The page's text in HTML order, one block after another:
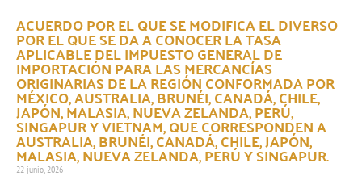
ACUERDO POR EL QUE SE MODIFICA EL DIVERSO
POR EL QUE SE DA A CONOCER LA TASA
APLICABLE DEL IMPUESTO GENERAL DE
IMPORTACIÓN PARA LAS MERCANCÍAS
ORIGINARIAS DE LA REGIÓN CONFORMADA POR
MÉXICO, AUSTRALIA, BRUNÉI, CANADÁ, CHILE,
JAPÓN, MALASIA, NUEVA ZELANDA, PERÚ,
SINGAPUR Y VIETNAM, QUE CORRESPONDEN A
AUSTRALIA, BRUNÉI, CANADÁ, CHILE, JAPÓN,
MALASIA, NUEVA ZELANDA, PERÚ Y SINGAPUR.
22 junio, 2026